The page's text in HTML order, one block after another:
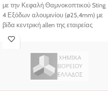
με την Κεφαλή Θαμνοκοπτικού Sting
4 Εξόδων αλουμινίου (ø25,4mm) με
βίδα κεντρική allen της εταιρείας
Archer και πετυχαίνετε ταχύτερη και